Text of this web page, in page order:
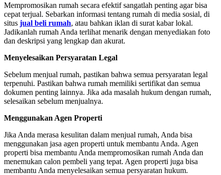
Mempromosikan rumah secara efektif sangatlah penting agar bisa
cepat terjual. Sebarkan informasi tentang rumah di media sosial, di
situs jual beli rumah, atau bahkan iklan di surat kabar lokal.
Jadikanlah rumah Anda terlihat menarik dengan menyediakan foto
dan deskripsi yang lengkap dan akurat.
Menyelesaikan Persyaratan Legal
Sebelum menjual rumah, pastikan bahwa semua persyaratan legal
terpenuhi. Pastikan bahwa rumah memiliki sertifikat dan semua
dokumen penting lainnya. Jika ada masalah hukum dengan rumah,
selesaikan sebelum menjualnya.
Menggunakan Agen Properti
Jika Anda merasa kesulitan dalam menjual rumah, Anda bisa
menggunakan jasa agen properti untuk membantu Anda. Agen
properti bisa membantu Anda mempromosikan rumah Anda dan
menemukan calon pembeli yang tepat. Agen properti juga bisa
membantu Anda menyelesaikan semua persyaratan hukum.